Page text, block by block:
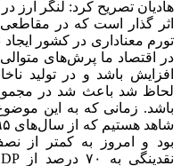
هادیان تصریح کرد: لنگر ارز
اثر گذار است که در مقاطعی
در اقتصاد ما پرش‌های
باشد. زمانی که به این
بود و امروز به کمتر از